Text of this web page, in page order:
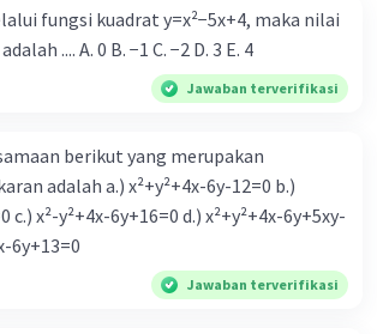
fungsi kuadrat y=x²−5x+4, maka nilai
.... A. 0 B. −1 C. −2 D. 3 E. 4
Jawaban terverifikasi
berikut yang merupakan
x²+y²+4x-6y-12=0 b.)
c.) x²-y²+4x-6y+16=0 d.) x²+y²+4x-6y+5xy-
6y+13=0
Jawaban terverifikasi